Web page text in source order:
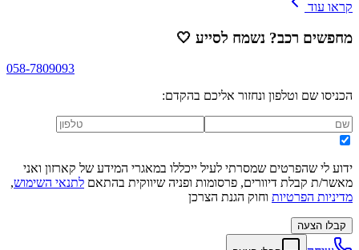
קראו עוד
מחפשים רכב? נשמח לסייע 🤍
058-7809093
הכניסו שם וטלפון ונחזור אליכם בהקדם:
ידוע לי שהפרטים שמסרתי לעיל ייכללו במאגרי המידע של קארזון ואני
מאשר/ת קבלת דיוורים, פרסומות ופניה שיווקית בהתאם לתנאי השימוש,
מדיניות הפרטיות וחוק הגנת הצרכן
קבלו הצעה